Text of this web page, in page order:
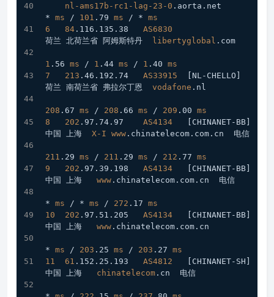
nl-ams17b-rc1-lag-23-0 .aorta .net
* ms / 101 .79 ms / * ms
6
84 .116 .135 .38
AS6830
荷兰 北荷兰省 阿姆斯特丹
libertyglobal .com
1 .56 ms / 1 .44 ms / 1 .40 ms
7
213 .46 .192 .74 AS33915
[NL-CHELLO]
荷兰 南荷兰省 弗拉尔丁恩 vodafone .nl
208 .67 ms / 208 .66 ms / 209 .00 ms
8
202 .97 .74 .97 AS4134
[CHINANET-BB]
中国 上海 X-I www .chinatelecom .com .cn
  电信
211 .29 ms / 211 .29 ms / 212 .77 ms
9
202 .97 .39 .198 AS4134
[CHINANET-BB]
中国 上海 www .chinatelecom .com .cn
  电信
* ms / * ms / 272 .17 ms
10
202 .97 .51 .205 AS4134
[CHINANET-BB]
中国 上海 www .chinatelecom .com .cn
* ms / 203 .25 ms / 203 .27 ms
11
61 .152 .25 .193 AS4812
[CHINANET-SH]
中国 上海 chinatelecom .cn
  电信